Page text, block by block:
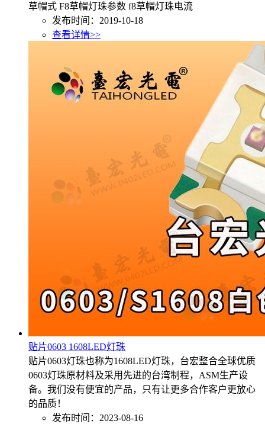
草帽式 F8草帽灯珠参数 f8草帽灯珠电流
发布时间：2019-10-18
查看详情>>
贴片0603 1608LED灯珠
贴片0603灯珠也称为1608LED灯珠，台宏整合全球优质
0603灯珠原材料及采用先进的台湾制程，ASM生产设
备。我们没有便宜的产品，只有让更多合作客户更放心
的品质！
发布时间：2023-08-16